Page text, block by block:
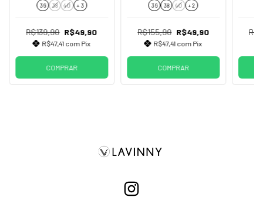
36 38 40 + 3
R$139,90 R$49,90
R$47,41 com Pix
COMPRAR
36 38 40 + 2
R$155,90 R$49,90
R$47,41 com Pix
COMPRAR